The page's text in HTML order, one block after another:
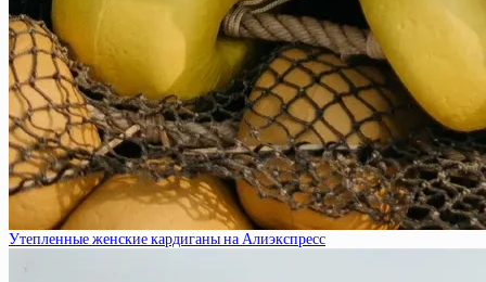
Утепленные женские кардиганы на Алиэкспресс